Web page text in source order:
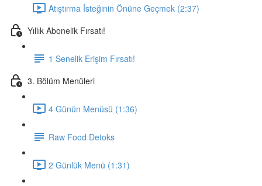
Atıştırma İsteğinin Önüne Geçmek (2:37)
Yıllık Abonelik Fırsatı!
1 Senelik Erişim Fırsatı!
3. Bölüm Menüleri
4 Günün Menüsü (1:36)
Raw Food Detoks
2 Günlük Menü (1:31)